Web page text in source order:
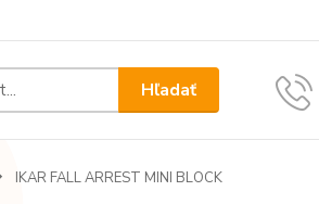
Hľadať
IKAR FALL ARREST MINI BLOCK